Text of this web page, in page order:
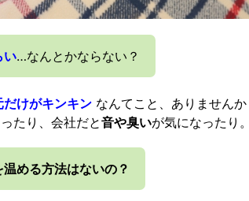
い…なんとかならない？
だけがキンキン なんてこと、ありません
たり、会社だと音や臭いが気になったり
める方法はないの？